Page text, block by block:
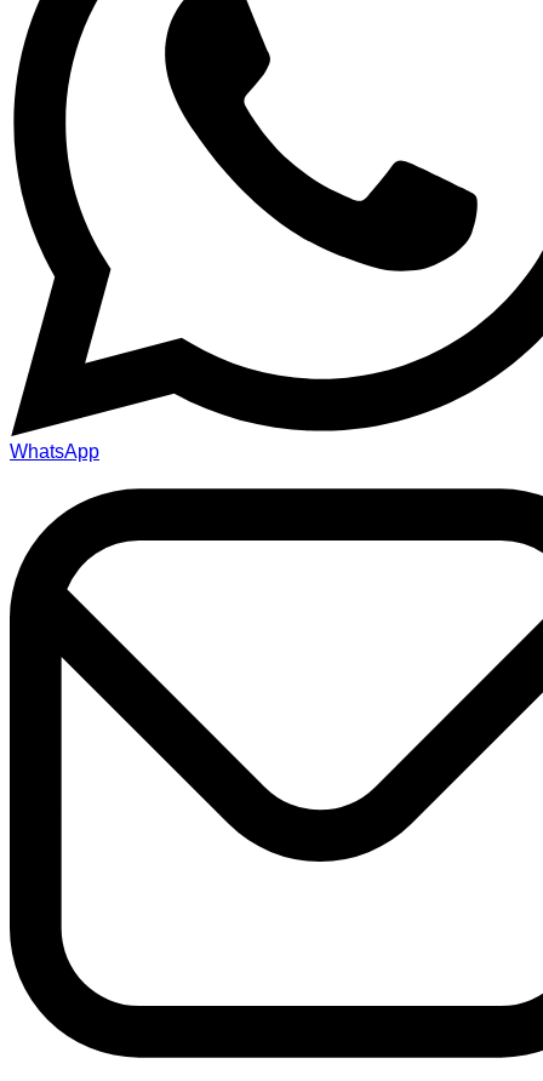
WhatsApp